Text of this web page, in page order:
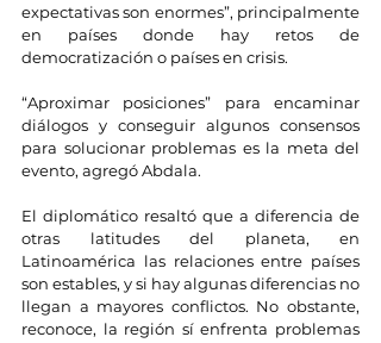
expectativas son enormes”, principalmente
en países donde hay retos de
democratización o países en crisis.
“Aproximar posiciones” para encaminar
diálogos y conseguir algunos consensos
para solucionar problemas es la meta del
evento, agregó Abdala.
El diplomático resaltó que a diferencia de
otras latitudes del planeta, en
Latinoamérica las relaciones entre países
son estables, y si hay algunas diferencias no
llegan a mayores conflictos. No obstante,
reconoce, la región sí enfrenta problemas